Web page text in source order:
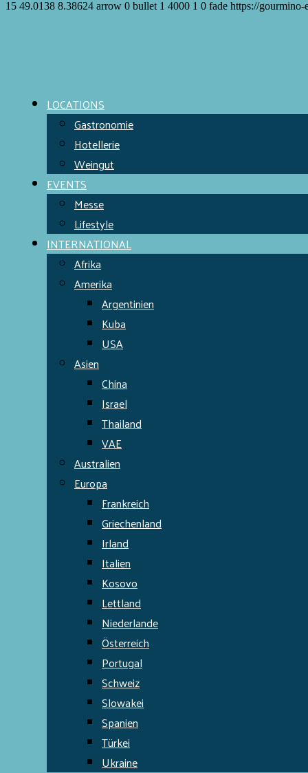
15 49.0138 8.38624 arrow 0 bullet 1 4000 1 0 fade https://gourmino-
LOCATIONS
Gastronomie
Hotellerie
Weingut
EVENTS
Messe
Lifestyle
INTERNATIONAL
Afrika
Amerika
Argentinien
Kuba
USA
Asien
China
Israel
Thailand
VAE
Australien
Europa
Frankreich
Griechenland
Irland
Italien
Kosovo
Lettland
Niederlande
Österreich
Portugal
Schweiz
Slowakei
Spanien
Türkei
Ukraine